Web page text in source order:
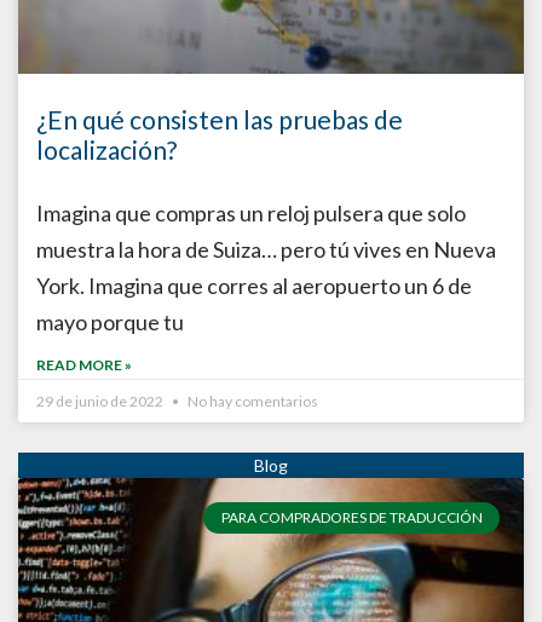
¿En qué consisten las pruebas de
localización?
Imagina que compras un reloj pulsera que solo
muestra la hora de Suiza… pero tú vives en Nueva
York. Imagina que corres al aeropuerto un 6 de
mayo porque tu
READ MORE »
29 de junio de 2022
No hay comentarios
PARA COMPRADORES DE TRADUCCIÓN